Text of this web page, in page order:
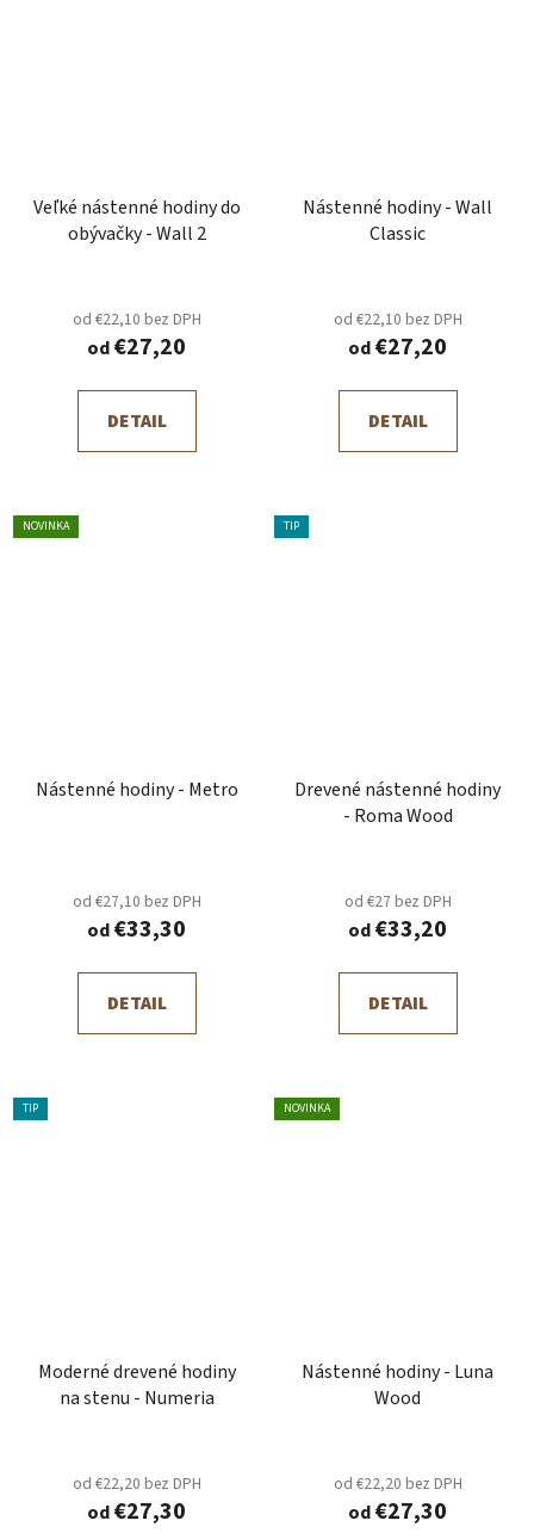
Veľké nástenné hodiny do
obývačky - Wall 2
od €22,10 bez DPH
od€27,20
DETAIL
Nástenné hodiny - Wall
Classic
od €22,10 bez DPH
od€27,20
DETAIL
NOVINKA
Nástenné hodiny - Metro
od €27,10 bez DPH
od€33,30
DETAIL
TIP
Drevené nástenné hodiny
- Roma Wood
od €27 bez DPH
od€33,20
DETAIL
TIP
Moderné drevené hodiny
na stenu - Numeria
od €22,20 bez DPH
od€27,30
NOVINKA
Nástenné hodiny - Luna
Wood
od €22,20 bez DPH
od€27,30